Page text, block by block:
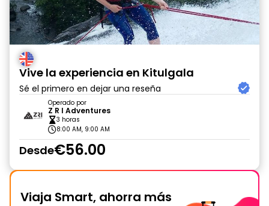
Vive la experiencia en Kitulgala
Sé el primero en dejar una reseña
Operado por
Z R I Adventures
3 horas
8:00 AM, 9:00 AM
Desde€56.00
Viaja Smart, ahorra más